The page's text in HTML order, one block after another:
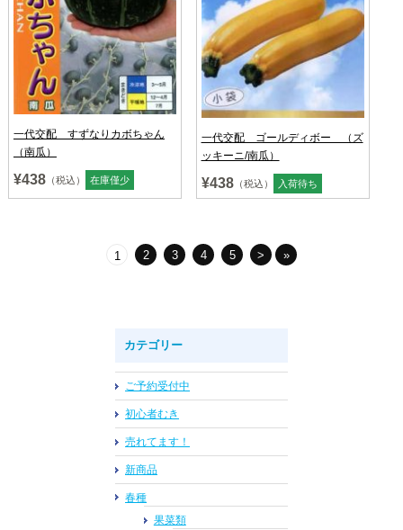
一代交配 すずなりカボちゃん
（南瓜）
¥438（税込） 在庫僅少
一代交配 ゴールディボー （ズ
ッキーニ/南瓜）
¥438（税込） 入荷待ち
1 2 3 4 5 > »
カテゴリー
ご予約受付中
初心者むき
売れてます！
新商品
春種
果菜類